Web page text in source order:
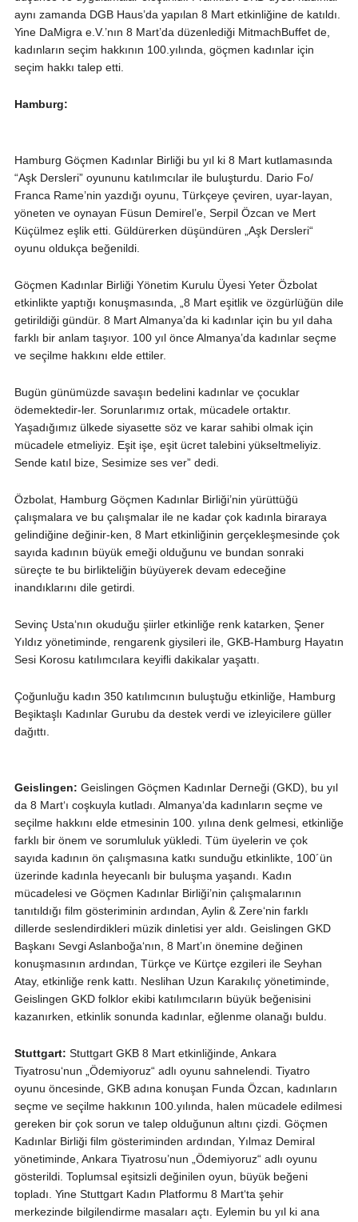
aynı zamanda DGB Haus’da yapılan 8 Mart etkinliğine de katıldı.
Yine DaMigra e.V.’nın 8 Mart’da düzenlediği MitmachBuffet de,
kadınların seçim hakkının 100.yılında, göçmen kadınlar için
seçim hakkı talep etti.
Hamburg:
Hamburg Göçmen Kadınlar Birliği bu yıl ki 8 Mart kutlamasında
“Aşk Dersleri” oyununu katılımcılar ile buluşturdu. Dario Fo/
Franca Rame’nin yazdığı oyunu, Türkçeye çeviren, uyar-layan,
yöneten ve oynayan Füsun Demirel’e, Serpil Özcan ve Mert
Küçülmez eşlik etti. Güldürerken düşündüren „Aşk Dersleri“
oyunu oldukça beğenildi.
Göçmen Kadınlar Birliği Yönetim Kurulu Üyesi Yeter Özbolat
etkinlikte yaptığı konuşmasında, „8 Mart eşitlik ve özgürlüğün dile
getirildiği gündür. 8 Mart Almanya’da ki kadınlar için bu yıl daha
farklı bir anlam taşıyor. 100 yıl önce Almanya’da kadınlar seçme
ve seçilme hakkını elde ettiler.
Bugün günümüzde savaşın bedelini kadınlar ve çocuklar
ödemektedir-ler. Sorunlarımız ortak, mücadele ortaktır.
Yaşadığımız ülkede siyasette söz ve karar sahibi olmak için
mücadele etmeliyiz. Eşit işe, eşit ücret talebini yükseltmeliyiz.
Sende katıl bize, Sesimize ses ver” dedi.
Özbolat, Hamburg Göçmen Kadınlar Birliği’nin yürüttüğü
çalışmalara ve bu çalışmalar ile ne kadar çok kadınla biraraya
gelindiğine değinir-ken, 8 Mart etkinliğinin gerçekleşmesinde çok
sayıda kadının büyük emeği olduğunu ve bundan sonraki
süreçte te bu birlikteliğin büyüyerek devam edeceğine
inandıklarını dile getirdi.
Sevinç Usta‘nın okuduğu şiirler etkinliğe renk katarken, Şener
Yıldız yönetiminde, rengarenk giysileri ile, GKB-Hamburg Hayatın
Sesi Korosu katılımcılara keyifli dakikalar yaşattı.
Çoğunluğu kadın 350 katılımcının buluştuğu etkinliğe, Hamburg
Beşiktaşlı Kadınlar Gurubu da destek verdi ve izleyicilere güller
dağıttı.
Geislingen: Geislingen Göçmen Kadınlar Derneği (GKD), bu yıl
da 8 Mart‘ı coşkuyla kutladı. Almanya‘da kadınların seçme ve
seçilme hakkını elde etmesinin 100. yılına denk gelmesi, etkinliğe
farklı bir önem ve sorumluluk yükledi. Tüm üyelerin ve çok
sayıda kadının ön çalışmasına katkı sunduğu etkinlikte, 100´ün
üzerinde kadınla heyecanlı bir buluşma yaşandı. Kadın
mücadelesi ve Göçmen Kadınlar Birliği’nin çalışmalarının
tanıtıldığı film gösteriminin ardından, Aylin & Zere‘nin farklı
dillerde seslendirdikleri müzik dinletisi yer aldı. Geislingen GKD
Başkanı Sevgi Aslanboğa‘nın, 8 Mart’ın önemine değinen
konuşmasının ardından, Türkçe ve Kürtçe ezgileri ile Seyhan
Atay, etkinliğe renk kattı. Neslihan Uzun Karakılıç yönetiminde,
Geislingen GKD folklor ekibi katılımcıların büyük beğenisini
kazanırken, etkinlik sonunda kadınlar, eğlenme olanağı buldu.
Stuttgart: Stuttgart GKB 8 Mart etkinliğinde, Ankara
Tiyatrosu‘nun „Ödemiyoruz“ adlı oyunu sahnelendi. Tiyatro
oyunu öncesinde, GKB adına konuşan Funda Özcan, kadınların
seçme ve seçilme hakkının 100.yılında, halen mücadele edilmesi
gereken bir çok sorun ve talep olduğunun altını çizdi. Göçmen
Kadınlar Birliği film gösteriminden ardından, Yılmaz Demiral
yönetiminde, Ankara Tiyatrosu’nun „Ödemiyoruz“ adlı oyunu
gösterildi. Toplumsal eşitsizli değinilen oyun, büyük beğeni
topladı. Yine Stuttgart Kadın Platformu 8 Mart‘ta şehir
merkezinde bilgilendirme masaları açtı. Eylemin bu yıl ki ana